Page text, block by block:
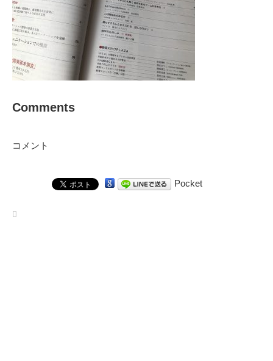
Comments
コメント
Pocket